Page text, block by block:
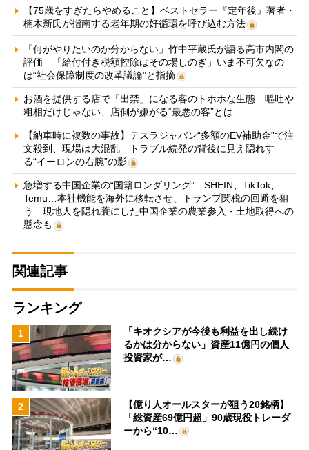
【75歳をすぎたらやめること】ベストセラー『定年後』著者・
楠木新氏が指南する老年期の好循環を呼び込む方法
「何がやりたいのか分からない」竹中平蔵氏が語る高市内閣の
評価 「給付付き税額控除はその場しのぎ」いま不可欠なの
は“社会保障制度の改革議論”と指摘
お酒を提供する店で「出禁」になる客のトホホな生態 嘔吐や
粗相だけじゃない、店側が嫌がる“最悪の客”とは
【納車時に複数の事故】テスラジャパン“多額のEV補助金”で注
文殺到、現場は大混乱 トラブル続発の背後に見え隠れす
る“イーロンの右腕”の影
急増する中国企業の“国籍ロンダリング” SHEIN、TikTok、
Temu…本社機能を海外に移転させ、トランプ関税の回避を狙
う 現地人を隠れ蓑にした中国企業の農業参入・土地取得への
懸念も
関連記事
ランキング
1
「キオクシアが今後も利益を出し続け
るかは分からない」資産11億円の個人
投資家が…
2
【億り人オールスターが狙う20銘柄】
「総資産69億円超」90歳現役トレーダ
ーから“10…